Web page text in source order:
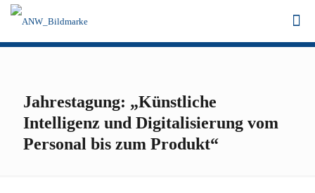
Jahrestagung: „Künstliche
Intelligenz und Digitalisierung vom
Personal bis zum Produkt“